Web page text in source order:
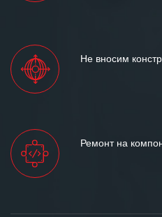
Не вносим
Ремонт на